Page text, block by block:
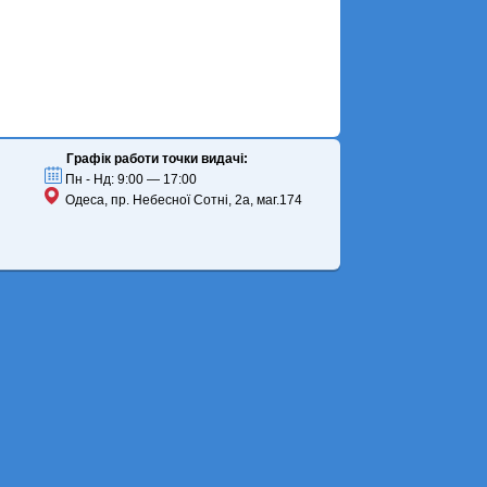
Графік работи точки видачі:
Пн - Нд: 9:00 — 17:00
Одеса, пр. Небесної Сотні, 2а, маг.174